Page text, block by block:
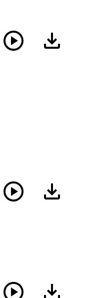
play_circle download
play_circle download
play_circle download